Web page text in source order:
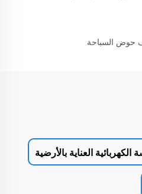
حوض السباحة
الكهربائية العناية بالأرضية